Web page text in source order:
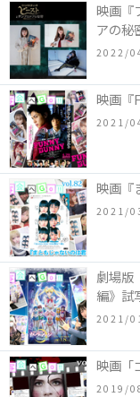
映画『
アの秘
2022/
映画『
2021/
映画『
2021/
劇場版
編》試
2021/
映画「
2019/